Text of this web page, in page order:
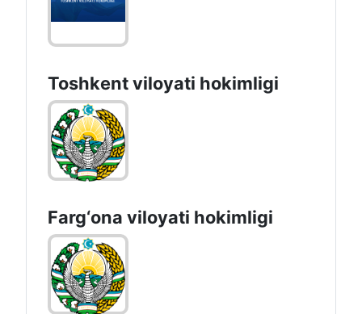
Toshkent vilоyati hоkimligi
Farg‘оnа vilоyati hоkimligi